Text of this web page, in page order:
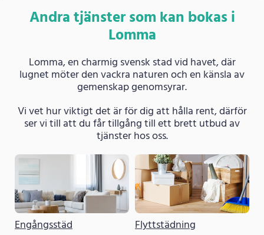
Andra tjänster som kan bokas i
Lomma
Lomma, en charmig svensk stad vid havet, där
lugnet möter den vackra naturen och en känsla av
gemenskap genomsyrar.
Vi vet hur viktigt det är för dig att hålla rent, därför
ser vi till att du får tillgång till ett brett utbud av
tjänster hos oss.
Engångsstäd Flyttstädning